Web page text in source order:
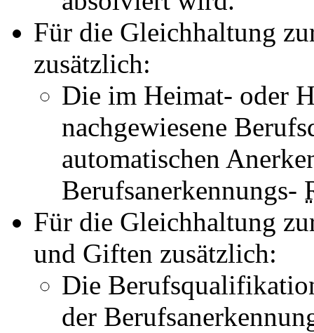
Für die Gleichhaltung
zusätzlich:
Die im Heimat- oder
nachgewiesene
automatischen
Berufsanerkennungs-
Für die Gleichhaltung
und Giften zusätzlich:
Die
der